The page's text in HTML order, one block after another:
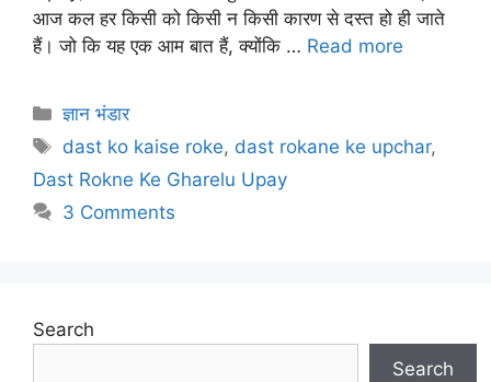
आज कल हर किसी को किसी न किसी कारण से दस्त हो ही जाते
हैं। जो कि यह एक आम बात हैं, क्योंकि … Read more
Categories
ज्ञान भंडार
Tags
dast ko kaise roke, dast rokane ke upchar,
Dast Rokne Ke Gharelu Upay
3 Comments
Search
Search